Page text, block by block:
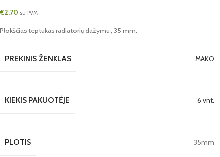
€2,70 su PVM
Plokščias teptukas radiatorių dažymui, 35 mm.
PREKINIS ŽENKLAS MAKO
KIEKIS PAKUOTĖJE 6 vnt.
PLOTIS 35mm